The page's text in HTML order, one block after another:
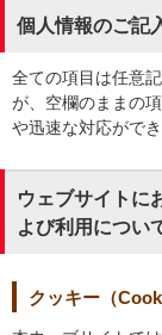
個人情報のご記
全ての項目は任意
が、空欄のままの
や迅速な対応がで
ウェブサイトに
よび利用につい
クッキー（